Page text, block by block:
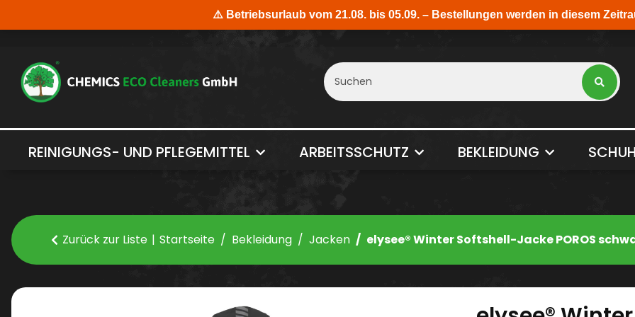
REINIGUNGS- UND PFLEGEMITTEL ARBEITSSCHUTZ BEKLEIDUNG
Zurück zur Liste Startseite Bekleidung Jacken elysee® Winter Softshell-Jacke POROS